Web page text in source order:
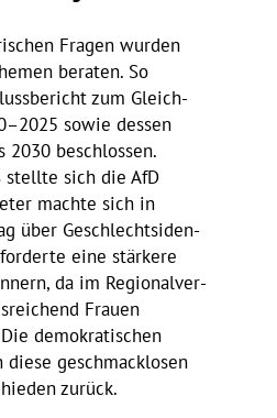
Fragen wurden
beraten. So
zum Gleich­
sowie dessen
2030 beschlossen.
stellte sich die AfD
machte sich in
über Geschlechts­iden­
eine stär­kere
da im Regio­nal­ver­
Frauen
demo­kra­ti­schen
geschmack­losen
zurück.